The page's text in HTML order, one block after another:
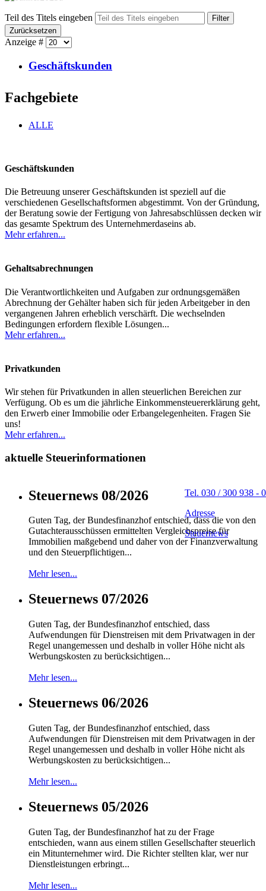
Teil des Titels eingeben
Filter
Zurücksetzen
Anzeige #
Geschäftskunden
Fachgebiete
ALLE
Geschäftskunden
Die Betreuung unserer Geschäftskunden ist speziell auf die
verschiedenen Gesellschaftsformen abgestimmt. Von der Gründung,
der Beratung sowie der Fertigung von Jahresabschlüssen decken wir
das gesamte Spektrum des Unternehmerdaseins ab.
Mehr erfahren...
Gehaltsabrechnungen
Die Verantwortlichkeiten und Aufgaben zur ordnungsgemäßen
Abrechnung der Gehälter haben sich für jeden Arbeitgeber in den
vergangenen Jahren erheblich verschärft. Die wechselnden
Bedingungen erfordern flexible Lösungen...
Mehr erfahren...
Privatkunden
Wir stehen für Privatkunden in allen steuerlichen Bereichen zur
Verfügung. Ob es um die jährliche Einkommensteuererklärung geht,
den Erwerb einer Immobilie oder Erbangelegenheiten. Fragen Sie
uns!
Mehr erfahren...
aktuelle Steuerinformationen
Steuernews 08/2026
Guten Tag, der Bundesfinanzhof entschied, dass die von den
Gutachterausschüssen ermittelten Vergleichspreise für
Immobilien maßgebend und daher von der Finanzverwaltung
und den Steuerpflichtigen...
Mehr lesen...
Steuernews 07/2026
Guten Tag, der Bundesfinanzhof entschied, dass
Aufwendungen für Dienstreisen mit dem Privatwagen in der
Regel unangemessen und deshalb in voller Höhe nicht als
Werbungskosten zu berücksichtigen...
Mehr lesen...
Steuernews 06/2026
Guten Tag, der Bundesfinanzhof entschied, dass
Aufwendungen für Dienstreisen mit dem Privatwagen in der
Regel unangemessen und deshalb in voller Höhe nicht als
Werbungskosten zu berücksichtigen...
Mehr lesen...
Steuernews 05/2026
Guten Tag, der Bundesfinanzhof hat zu der Frage
entschieden, wann aus einem stillen Gesellschafter steuerlich
ein Mitunternehmer wird. Die Richter stellten klar, wer nur
Dienstleistungen erbringt...
Mehr lesen...
Tel. 030 / 300 938 - 0
Adresse
Steuernews